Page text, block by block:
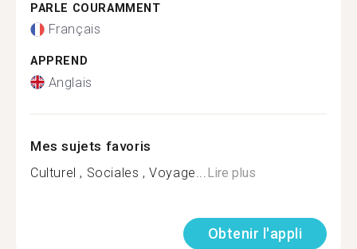
PARLE COURAMMENT
Français
APPREND
Anglais
Mes sujets favoris
Culturel , Sociales , Voyage... Lire plus
Obtenir l'appli